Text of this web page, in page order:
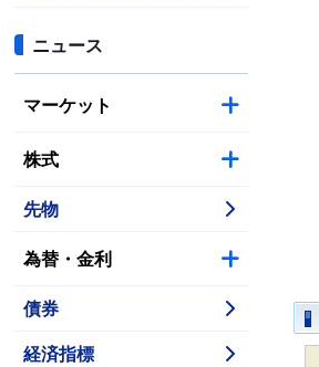
ニュース
マーケット
株式
先物
為替・金利
債券
経済指標